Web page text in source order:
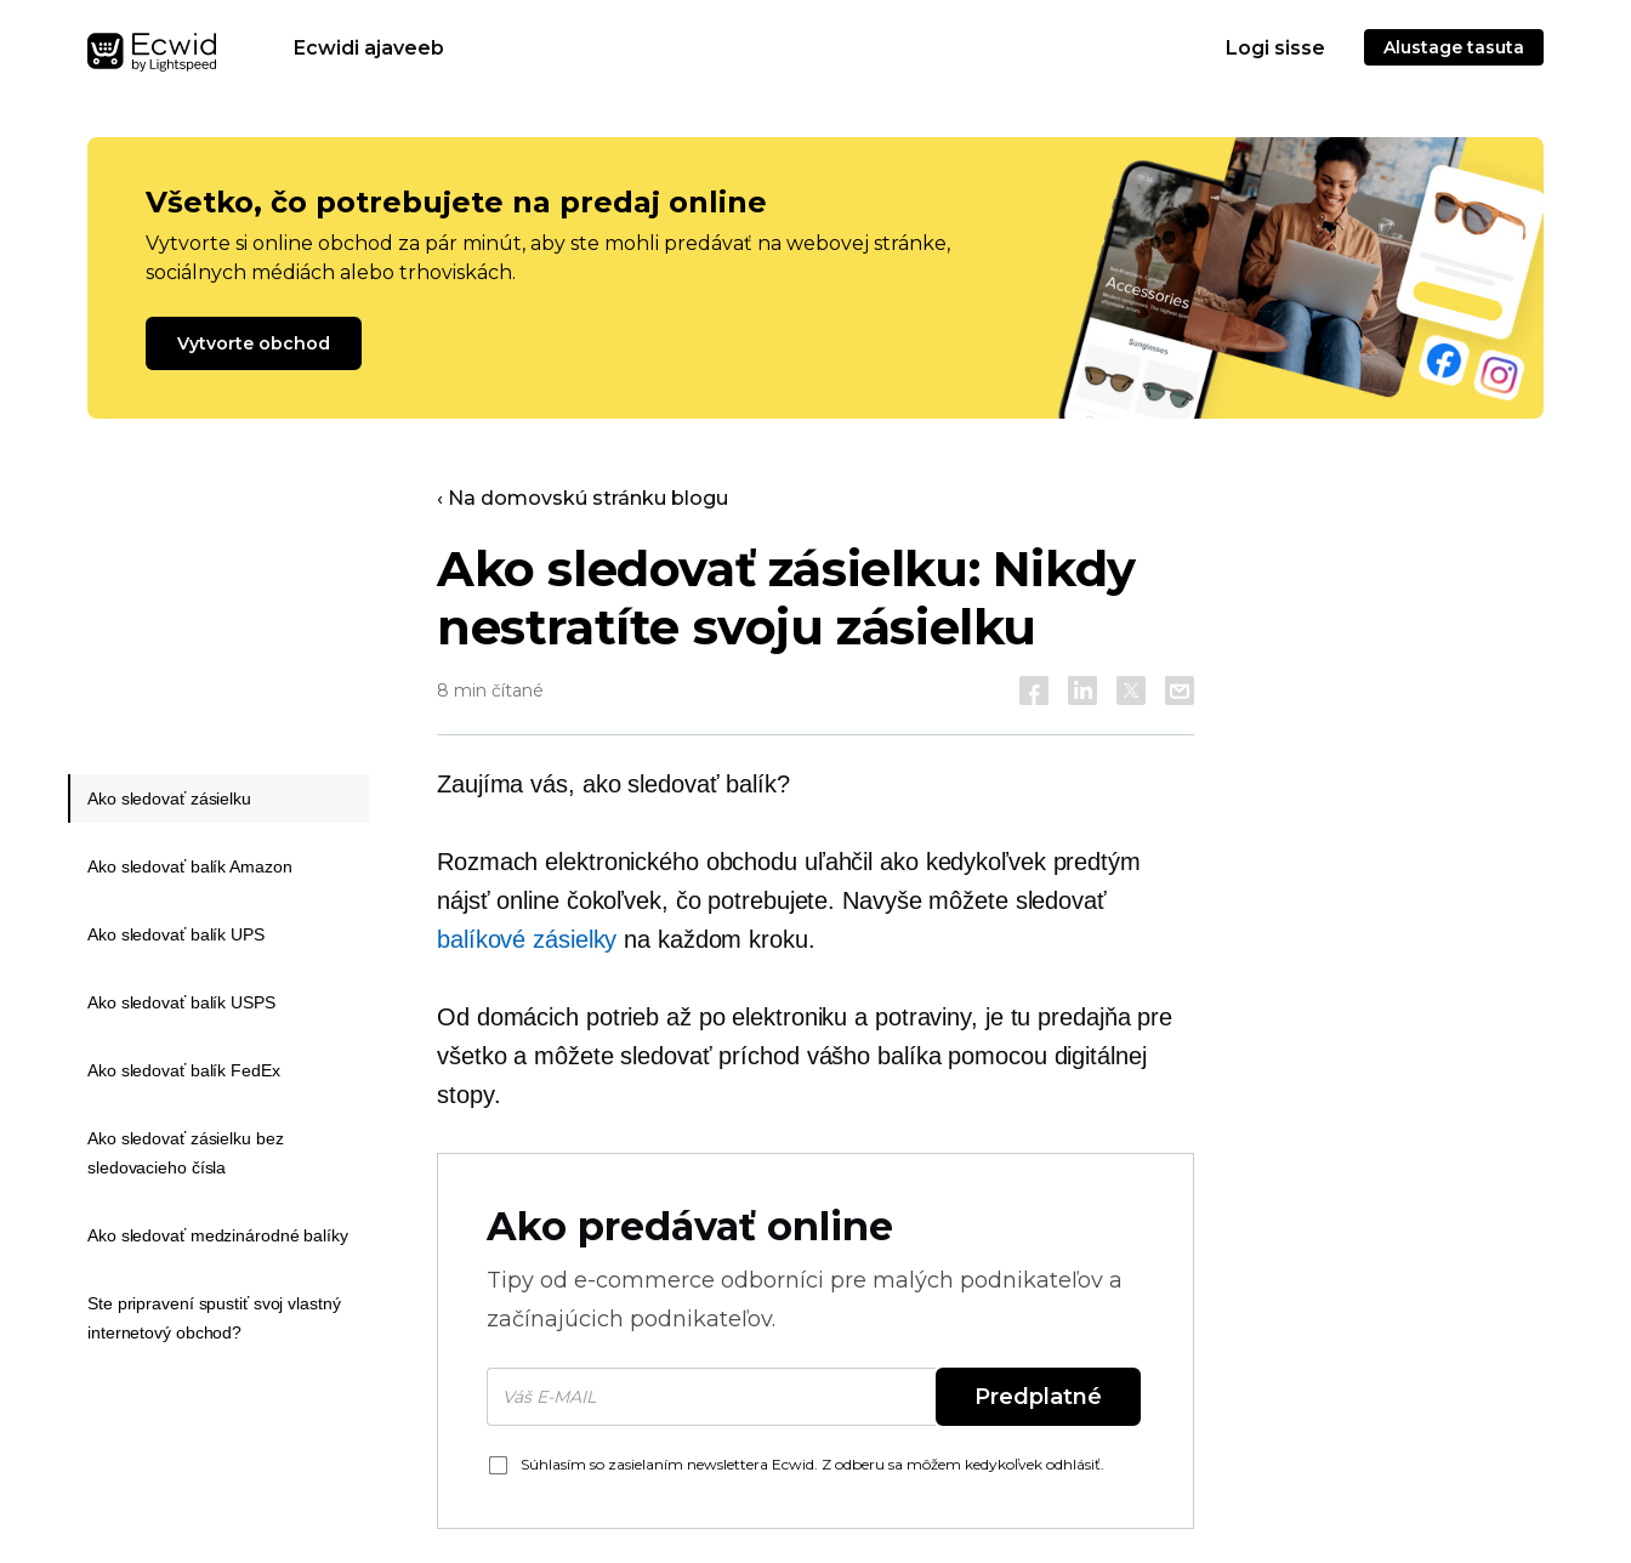
Ecwidi ajaveeb Logi sisse Alustage tasuta
Všetko, čo potrebujete na predaj online
Vytvorte si online obchod za pár minút, aby ste mohli predávať na webovej stránke,
sociálnych médiách alebo trhoviskách.
Vytvorte obchod
‹ Na domovskú stránku blogu
Ako sledovať zásielku: Nikdy
nestratíte svoju zásielku
8 min čítané
Zaujíma vás, ako sledovať balík?
Rozmach elektronického obchodu uľahčil ako kedykoľvek predtým
nájsť online čokoľvek, čo potrebujete. Navyše môžete sledovať
balíkové zásielky na každom kroku.
Od domácich potrieb až po elektroniku a potraviny, je tu predajňa pre
všetko a môžete sledovať príchod vášho balíka pomocou digitálnej
stopy.
Ako predávať online
Tipy od e-commerce odborníci pre malých podnikateľov a
začínajúcich podnikateľov.
Predplatné
Súhlasím so zasielaním newslettera Ecwid. Z odberu sa môžem kedykoľvek odhlásiť.
Ako sledovať zásielku
Ako sledovať balík Amazon
Ako sledovať balík UPS
Ako sledovať balík USPS
Ako sledovať balík FedEx
Ako sledovať zásielku bez
sledovacieho čísla
Ako sledovať medzinárodné balíky
Ste pripravení spustiť svoj vlastný
internetový obchod?